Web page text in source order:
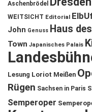
Aschenbrödel
WEITSICHT Editorial
John Genuss Haus
Town Japanisches Palais
Lesung Loriot Meißen
Rügen Sachsen in Paris
Semperoper